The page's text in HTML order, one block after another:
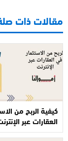
مقالات ذات
كيفية الربح من
العقارات عبر الإنترنت